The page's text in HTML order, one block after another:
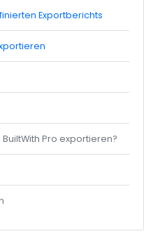
Exportberichts
Pro exportieren?